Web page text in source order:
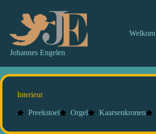
Johannes Engelen
Welkom
Interieur
Preekstoel Orgel Kaarsenkronen